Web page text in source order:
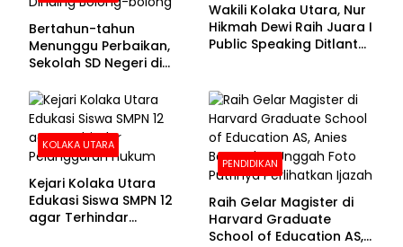
Bertahun-tahun
Menunggu Perbaikan,
Sekolah SD Negeri di
Beralas Tanah dan
Dinding Bolong-bolong
Wakili Kolaka Utara, Nur
Hikmah Dewi Raih Juara I
Public Speaking Ditlantas
Bhayangkara ke-80
KOLAKA UTARA
Kejari Kolaka Utara
Edukasi Siswa SMPN 12
agar Terhindar
PENDIDIKAN
Raih Gelar Magister di
Harvard Graduate
School of Education AS,